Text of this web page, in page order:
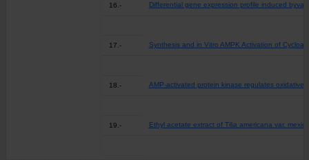
16.- Differential gene expression profile induced
17.- Synthesis and in Vitro AMPK Activation of
18.- AMP-activated protein kinase regulates oxidative
19.- Ethyl acetate extract of Tilia americana var.